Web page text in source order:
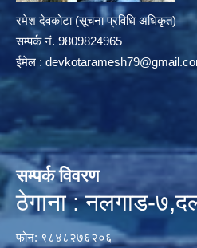
रमेश देवकोटा (सूचना प्रविधि अधिकृत)
सम्पर्क न‌ं. 9809824965
ईमेल :
सम्पर्क विवरण
ठेगाना : नलगाड-
फोन: ९८४८२७६२०६